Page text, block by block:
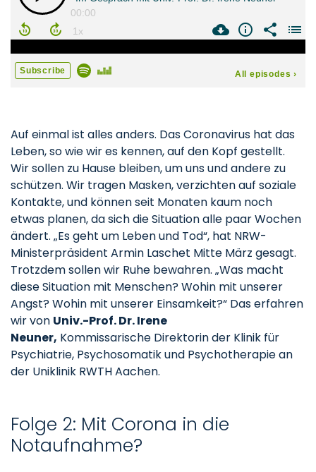
Auf einmal ist alles anders. Das Coronavirus hat das
Leben, so wie wir es kennen, auf den Kopf gestellt.
Wir sollen zu Hause bleiben, um uns und andere zu
schützen. Wir tragen Masken, verzichten auf soziale
Kontakte, und können seit Monaten kaum noch
etwas planen, da sich die Situation alle paar Wochen
ändert. „Es geht um Leben und Tod“, hat NRW-
Ministerpräsident Armin Laschet Mitte März gesagt.
Trotzdem sollen wir Ruhe bewahren. „Was macht
diese Situation mit Menschen? Wohin mit unserer
Angst? Wohin mit unserer Einsamkeit?“ Das erfahren
wir von Univ.-Prof. Dr. Irene
Neuner, Kommissarische Direktorin der Klinik für
Psychiatrie, Psychosomatik und Psychotherapie an
der Uniklinik RWTH Aachen.
Folge 2: Mit Corona in die
Notaufnahme?